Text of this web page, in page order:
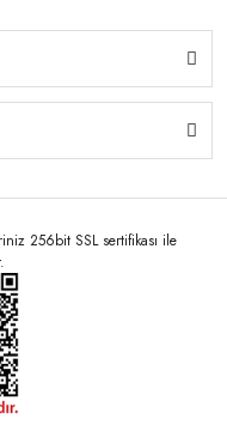
256bit SSL sertifikası ile